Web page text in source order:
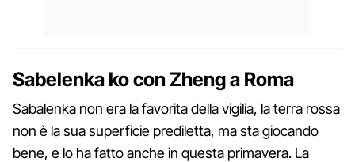
Sabelenka ko con Zheng a Roma
Sabalenka non era la favorita della vigilia, la terra rossa
non è la sua superficie prediletta, ma sta giocando
bene, e lo ha fatto anche in questa primavera. La